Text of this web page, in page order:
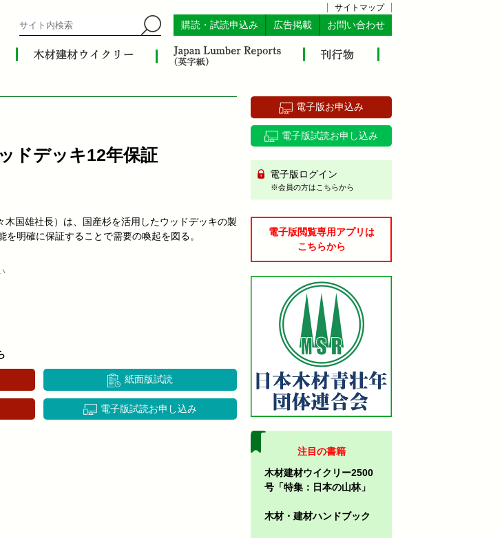
サイトマップ
購読・試読申込み 広告掲載 お問い合わせ
ドデッキ12年保証
国雄社長）は、国産杉を活用したウッドデッキの製
明確に保証することで需要の喚起を図る。
紙面版試読
電子版試読お申し込み
電子版お申込み
電子版試読お申し込み
電子版ログイン
※会員の方はこちらから
電子版閲覧専用アプリは
こちらから
注目の書籍
木材建材ウイクリー2500
号「特集：日本の山林」
木材・建材ハンドブック